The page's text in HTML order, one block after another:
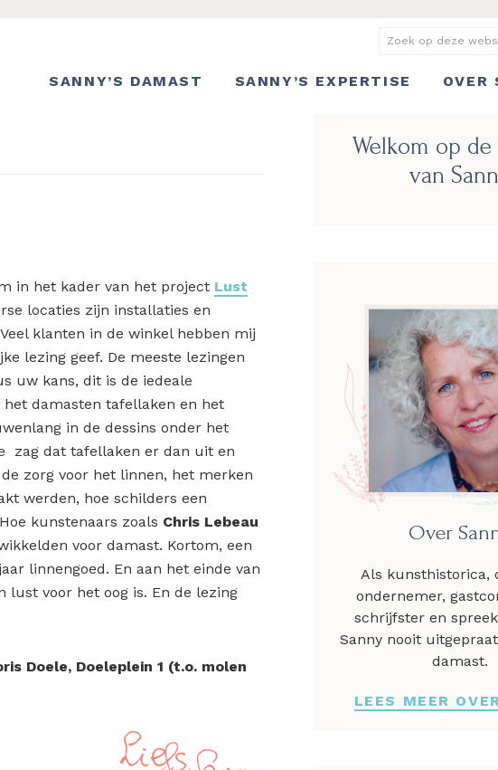
Zoek
deze
SANNY’S DAMAST SANNY’S EXPERTISE OVER
in het kader van het project Lust
locaties zijn installaties en
klanten in de winkel hebben mij
lezing geef. De meeste lezingen
uw kans, dit is de iedeale
het damasten tafellaken en het
in de dessins onder het
zag dat tafellaken er dan uit en
zorg voor het linnen, het merken
werden, hoe schilders een
kunstenaars zoals Chris Lebeau
voor damast. Kortom, een
linnengoed. En aan het einde van
voor het oog is. En de lezing
Doele, Doeleplein 1 (t.o. molen
Sidebar
Welkom op
van
Over
Als kunsthistorica,
ondernemer,
schrijfster en
Sanny nooit
damast.
LEES MEER